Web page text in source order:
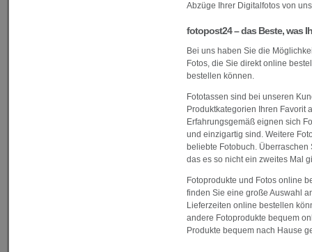
Abzüge Ihrer Digitalfotos von
fotopost24 – das Beste, was
Bei uns haben Sie die
Fotos, die Sie direkt online
bestellen können.
Fototassen sind bei unseren
Produktkategorien Ihren Favorit
Erfahrungsgemäß eignen sich
und einzigartig sind. Weitere
beliebte Fotobuch.
das es so nicht ein zweites Mal
Fotoprodukte und Fotos online
finden Sie eine große Auswahl
Lieferzeiten online bestellen
andere Fotoprodukte bequem
Produkte bequem nach Hause